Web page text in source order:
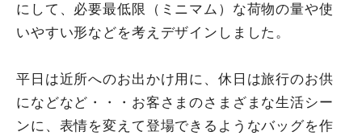
にして、必要最低限（ミニマム）な荷物の量や使
いやすい形などを考えデザインしました。
平日は近所へのお出かけ用に、休日は旅行のお供
になどなど・・・お客さまのさまざまな生活シー
ンに、表情を変えて登場できるようなバッグを作